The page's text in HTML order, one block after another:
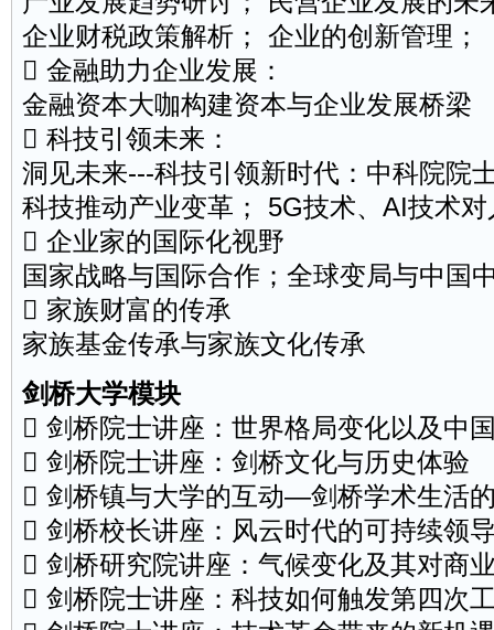
企业财税政策解析； 企业的创新管理；
 金融助力企业发展：
金融资本大咖构建资本与企业发展桥梁
 科技引领未来：
洞见未来---科技引领新时代：中科院院
科技推动产业变革； 5G技术、AI技术
 企业家的国际化视野
国家战略与国际合作；全球变局与中国
 家族财富的传承
家族基金传承与家族文化传承
剑桥大学模块
 剑桥院士讲座：世界格局变化以及中
 剑桥院士讲座：剑桥文化与历史体验
 剑桥镇与大学的互动—剑桥学术生活
 剑桥校长讲座：风云时代的可持续领
 剑桥研究院讲座：气候变化及其对商
 剑桥院士讲座：科技如何触发第四次